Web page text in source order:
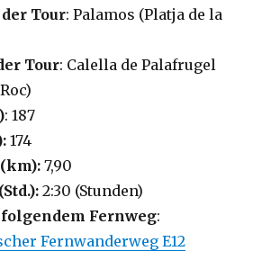
Tour: Palamos (Platja de la
Tour: Calella de Palafrugel
: 187
174
7,90
2:30 (Stunden)
Fernweg:
Fernwanderweg E12